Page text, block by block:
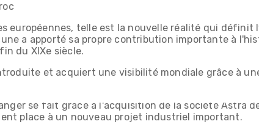
européennes, telle est la nouvelle réalité qui définit
a apporté sa propre contribution importante à
du XIXe siècle.
et acquiert une visibilité mondiale grâce à
se fait grâce à l'acquisition de la société Astra
place à un nouveau projet industriel important.